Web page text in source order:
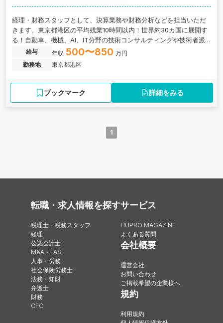
経理・財務スタッフとして、決算業務や財務分析などを担当いただ
きます。東京都港区の平均残業10時間以内！世界約30カ国に展開す
る！自動車、機械、AI、IT分野の技術コンサルティングや技術者派
遣を行う外資系企業の日本法人の求人です。
給与 年収 500〜850 万円
勤務地
東京都港区
ブックマーク 詳細をみる
1
転職・求人情報を探す
税理士・税務スタッフ
経理
公認会計士
M&A・FAS
人事・労務
社会保険労務士
法務・知財
弁護士
財務
CFO
サービス
HUPRO MAGAZINE
よくある質問
会社概要
運営会社
お問い合わせ
ご掲載希望の企業様へ
規約
利用規約